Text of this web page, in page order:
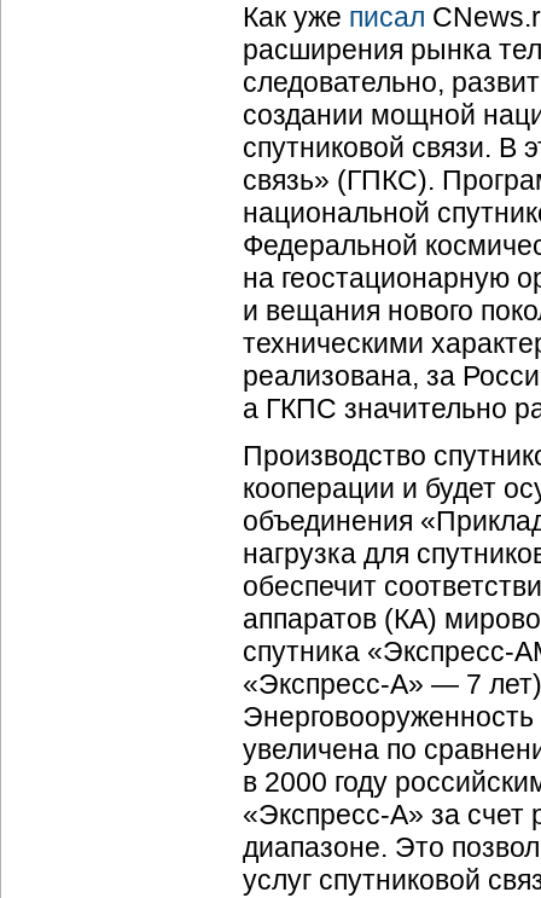
Как уже писал
расширения рынка
следовательно,
создании мощной
спутниковой связи. В
связь» (ГПКС).
национальной
Федеральной
на геостационарную
и вещания нового
техническими
реализована, за
а ГКПС значительно
Производство
кооперации и будет
объединения
нагрузка для
обеспечит
аппаратов (КА)
спутника «Экспресс-
«Экспресс-А» — 7
увеличена по
в 2000 году
«Экспресс-А» за счет
диапазоне. Это
услуг спутниковой